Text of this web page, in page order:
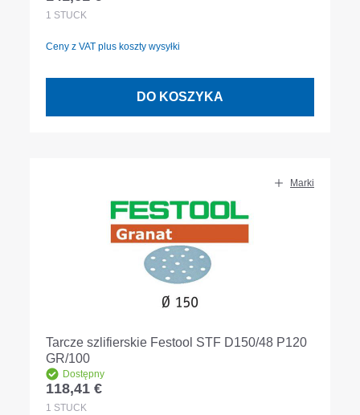
Cena regularna:
1 STÜCK
Ceny z VAT plus koszty wysyłki
DO KOSZYKA
Marki
Tarcze szlifierskie Festool STF D150/48 P120
GR/100
Dostępny
Cena regularna:
118,41 €
1 STÜCK